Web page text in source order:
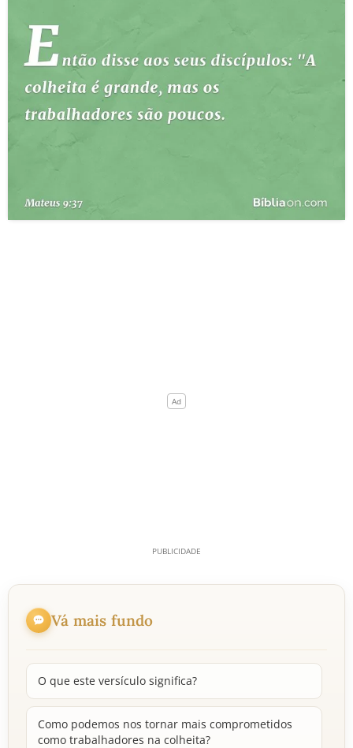
10 MANDAMENTOS
ESTUDOS BÍBLICOS
ESBOÇOS DE PREGAÇÃO
PERGUNTE À BÍBLIA
Vá mais fundo
O que este versículo significa?
Como podemos nos tornar mais comprometidos
como trabalhadores na colheita?